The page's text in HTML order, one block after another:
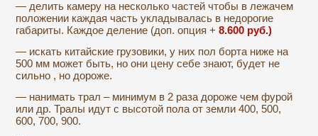
— делить камеру на несколько частей чтобы в лежачем
положении каждая часть укладывалась в недорогие
габариты. Каждое деление (доп. опция +8.600 руб.)
— искать китайские грузовики, у них пол борта ниже на
500 мм может быть, но они цену себе знают, будет не
сильно , но дороже.
— нанимать трал – минимум в 2 раза дороже чем фурой
или др. Тралы идут с высотой пола от земли 400, 500,
600, 700, 900.